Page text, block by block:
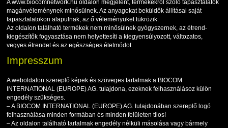
A www.biocomnetwork.hu oldalon megjelent, termékekről szóló tapasztalatok
magánvéleménynek minősülnek. Az anyagokat beküldők állításai saját
tapasztalatokon alapulnak, az ő véleményüket tükrözik.
Az oldalon található termékek nem minősülnek gyógyszernek, az étrend-
kiegészítők fogyasztása nem helyettesíti a kiegyensúlyozott, változatos,
vegyes étrendet és az egészséges életmódot.
Impresszum
A weboldalon szereplő képek és szöveges tartalmak a BIOCOM
INTERNATIONAL (EUROPE) AG. tulajdona, ezeknek felhasználásoz külön
engedély szükséges.
– A BIOCOM INTERNATIONAL (EUROPE) AG. tulajdonában szereplő logó
felhasználása minden formában és minden felületen tilos!
– Az oldalon található tartalmak engedély nélküli másolása vagy bármely